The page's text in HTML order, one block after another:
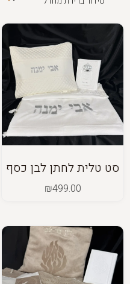
סט טלית לחתן לבן כסף
₪499.00